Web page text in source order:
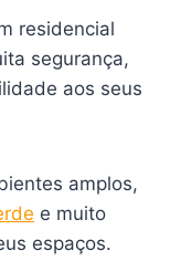
residencial
segurança,
aos seus
amplos,
e muito
espaços.